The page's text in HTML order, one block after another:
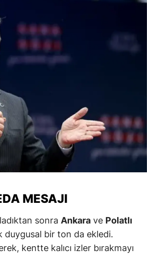
MESAJI
sonra Ankara ve Polatlı
duygusal bir ton da ekledi.
kentte kalıcı izler bırakmayı